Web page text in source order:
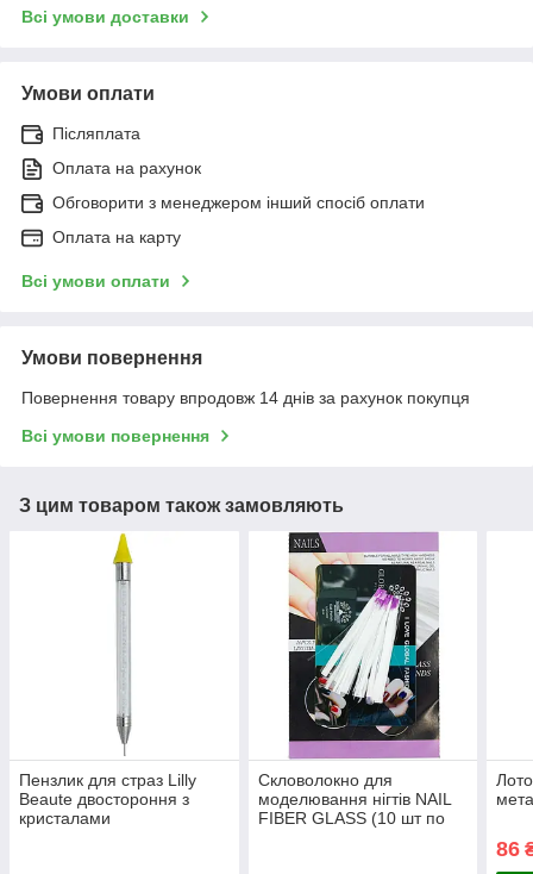
Всі умови доставки
Умови оплати
Післяплата
Оплата на рахунок
Обговорити з менеджером інший спосіб оплати
Оплата на карту
Всі умови оплати
Умови повернення
Повернення товару впродовж 14 днів за рахунок покупця
Всі умови повернення
З цим товаром також замовляють
Пензлик для страз Lilly
Beaute двостороння з
кристалами
Скловолокно для
моделювання нігтів NAIL
FIBER GLASS (10 шт по
86